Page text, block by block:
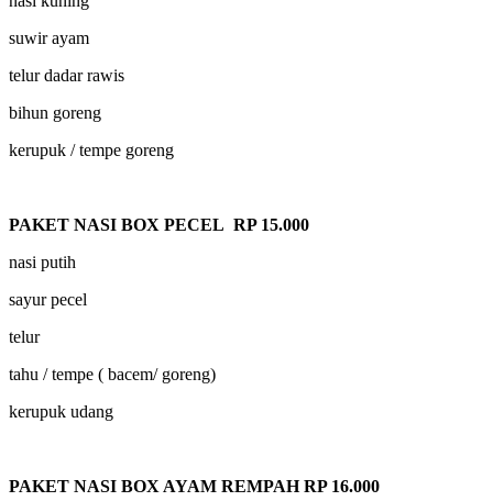
suwir ayam
telur dadar rawis
bihun goreng
kerupuk / tempe goreng
PAKET NASI BOX PECEL RP 15.000
nasi putih
sayur pecel
telur
tahu / tempe ( bacem/ goreng)
kerupuk udang
PAKET NASI BOX AYAM REMPAH RP 16.000